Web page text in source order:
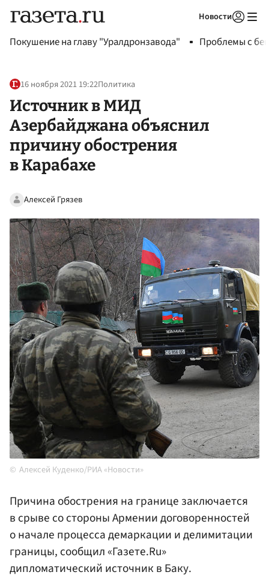
Новости
Покушение на главу "Уралдронзавода" Проблемы с
16 ноября 2021 19:22Политика
Источник в МИД
Азербайджана объяснил
причину обострения
в Карабахе
Алексей Грязев
Алексей Куденко/РИА «Новости»
Причина обострения на границе заключается
в срыве со стороны Армении договоренностей
о начале процесса демаркации и делимитации
границы, сообщил «Газете.Ru»
дипломатический источник в Баку.